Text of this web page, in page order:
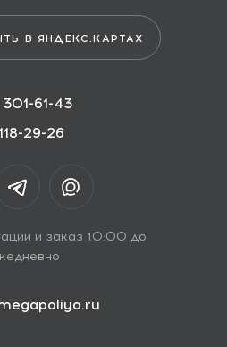
В ЯНДЕКС.КАРТАХ
61-43
29-26
и заказ 10:00 до